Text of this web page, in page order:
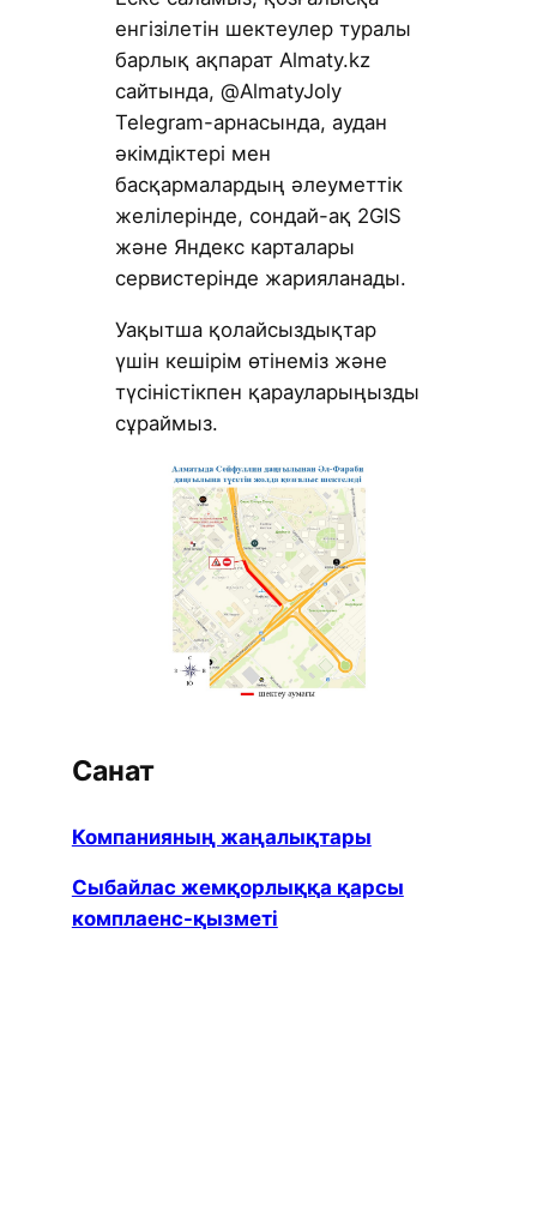
енгізілетін шектеулер туралы
барлық ақпарат Almaty.kz
сайтында, @AlmatyJoly
Telegram-арнасында, аудан
әкімдіктері мен
басқармалардың әлеуметтік
желілерінде, сондай-ақ 2GIS
және Яндекс карталары
сервистерінде жарияланады.
Уақытша қолайсыздықтар
үшін кешірім өтінеміз және
түсіністікпен қарауларыңызды
сұраймыз.
Санат
Компанияның жаңалықтары
Сыбайлас жемқорлыққа қарсы
комплаенс-қызметі